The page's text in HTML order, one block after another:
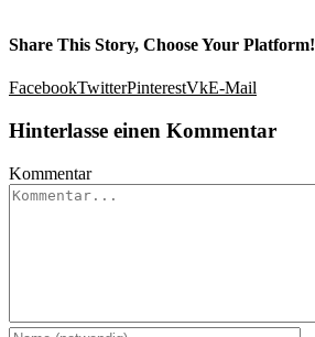
Share This Story, Choose Your Platform!
FacebookTwitterPinterestVkE-Mail
Hinterlasse einen Kommentar
Kommentar